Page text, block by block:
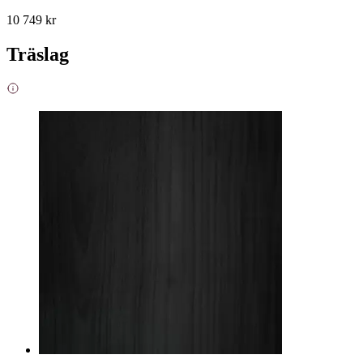
10 749 kr
Träslag